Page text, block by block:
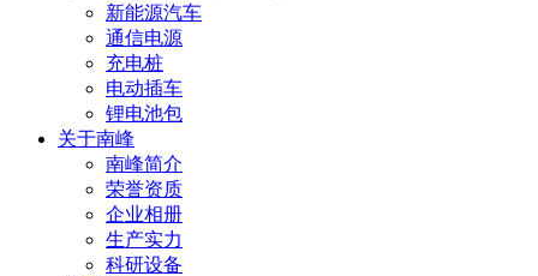
新能源汽车
通信电源
充电桩
电动插车
锂电池包
关于南峰
南峰简介
荣誉资质
企业相册
生产实力
科研设备